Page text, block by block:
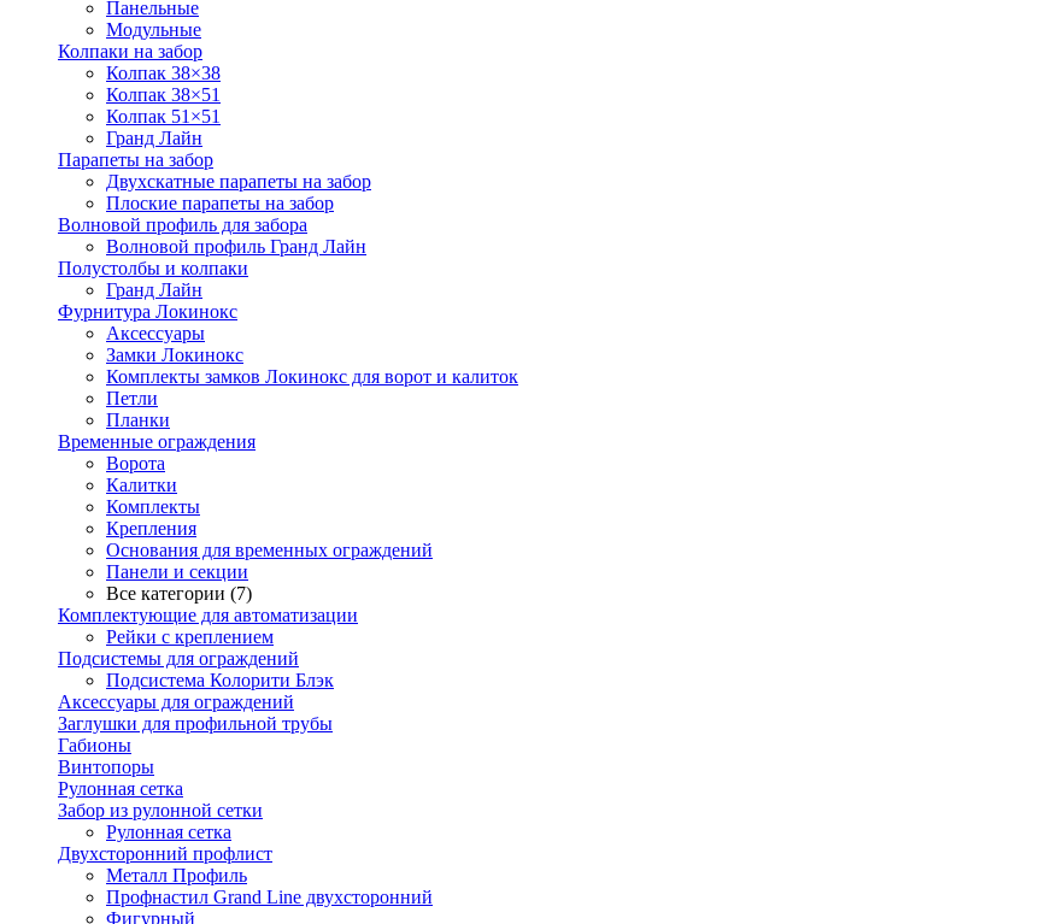
Панельные
Модульные
Колпаки на забор
Колпак 38×38
Колпак 38×51
Колпак 51×51
Гранд Лайн
Парапеты на забор
Двухскатные парапеты на забор
Плоские парапеты на забор
Волновой профиль для забора
Волновой профиль Гранд Лайн
Полустолбы и колпаки
Гранд Лайн
Фурнитура Локинокс
Аксессуары
Замки Локинокс
Комплекты замков Локинокс для ворот и калиток
Петли
Планки
Временные ограждения
Ворота
Калитки
Комплекты
Крепления
Основания для временных ограждений
Панели и секции
Все категории (7)
Комплектующие для автоматизации
Рейки с креплением
Подсистемы для ограждений
Подсистема Колорити Блэк
Аксессуары для ограждений
Заглушки для профильной трубы
Габионы
Винтопоры
Рулонная сетка
Забор из рулонной сетки
Рулонная сетка
Двухсторонний профлист
Металл Профиль
Профнастил Grand Line двухсторонний
Фигурный